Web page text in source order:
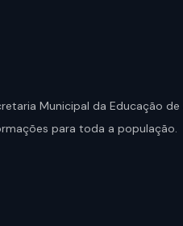
Municipal da Educação de
para toda a população.